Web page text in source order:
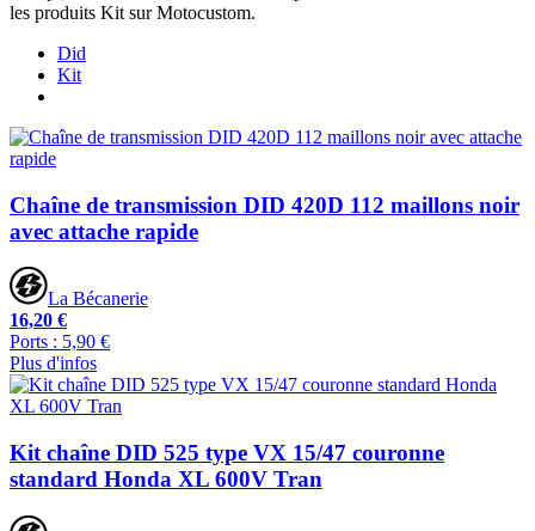
les produits Kit sur Motocustom.
Did
Kit
Chaîne de transmission DID 420D 112 maillons noir
avec attache rapide
La Bécanerie
16,20 €
Ports : 5,90 €
Plus d'infos
Kit chaîne DID 525 type VX 15/47 couronne
standard Honda XL 600V Tran